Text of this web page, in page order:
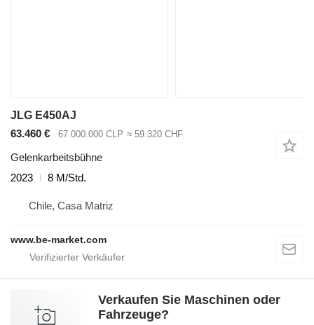
JLG E450AJ
63.460 €
67.000.000 CLP ≈ 59.320 CHF
Gelenkarbeitsbühne
2023
8 M/Std.
Chile, Casa Matriz
www.be-market.com
Verkaufen Sie Maschinen oder
Fahrzeuge?